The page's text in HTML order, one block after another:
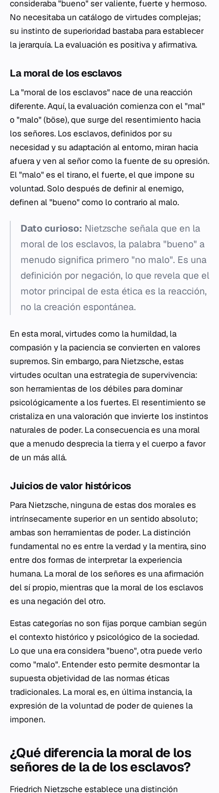
consideraba "bueno" ser valiente, fuerte y hermoso.
No necesitaba un catálogo de virtudes complejas;
su instinto de superioridad bastaba para establecer
la jerarquía. La evaluación es positiva y afirmativa.
La moral de los esclavos
La "moral de los esclavos" nace de una reacción
diferente. Aquí, la evaluación comienza con el "mal"
o "malo" (böse), que surge del resentimiento hacia
los señores. Los esclavos, definidos por su
necesidad y su adaptación al entorno, miran hacia
afuera y ven al señor como la fuente de su opresión.
El "malo" es el tirano, el fuerte, el que impone su
voluntad. Solo después de definir al enemigo,
definen al "bueno" como lo contrario al malo.
Dato curioso: Nietzsche señala que en la
moral de los esclavos, la palabra "bueno" a
menudo significa primero "no malo". Es una
definición por negación, lo que revela que el
motor principal de esta ética es la reacción,
no la creación espontánea.
En esta moral, virtudes como la humildad, la
compasión y la paciencia se convierten en valores
supremos. Sin embargo, para Nietzsche, estas
virtudes ocultan una estrategia de supervivencia:
son herramientas de los débiles para dominar
psicológicamente a los fuertes. El resentimiento se
cristaliza en una valoración que invierte los instintos
naturales de poder. La consecuencia es una moral
que a menudo desprecia la tierra y el cuerpo a favor
de un más allá.
Juicios de valor históricos
Para Nietzsche, ninguna de estas dos morales es
intrínsecamente superior en un sentido absoluto;
ambas son herramientas de poder. La distinción
fundamental no es entre la verdad y la mentira, sino
entre dos formas de interpretar la experiencia
humana. La moral de los señores es una afirmación
del sí propio, mientras que la moral de los esclavos
es una negación del otro.
Estas categorías no son fijas porque cambian según
el contexto histórico y psicológico de la sociedad.
Lo que una era considera "bueno", otra puede verlo
como "malo". Entender esto permite desmontar la
supuesta objetividad de las normas éticas
tradicionales. La moral es, en última instancia, la
expresión de la voluntad de poder de quienes la
imponen.
¿Qué diferencia la moral de los
señores de la de los esclavos?
Friedrich Nietzsche establece una distinción